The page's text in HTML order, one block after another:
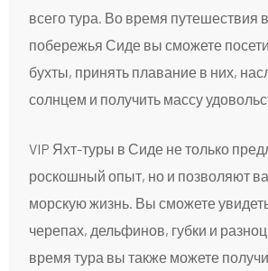
всего тура. Во время путешествия
побережья Сиде вы сможете
бухты, принять плавание в них,
солнцем и получить массу
VIP Яхт-туры в Сиде не только
роскошный опыт, но и позволяют
морскую жизнь. Вы сможете
черепах, дельфинов, губки и
время тура вы также можете